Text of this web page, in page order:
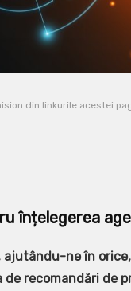
din linkurile acestei
înțelegerea
ne în
recomandări de